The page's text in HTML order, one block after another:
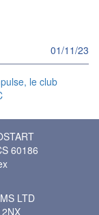
01/11/23
le club
60186
LTD